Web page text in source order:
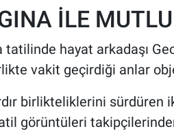
İLE
tatilinde hayat arkadaşı
vakit geçirdiği anlar
birlikteliklerini sürdüren
görüntüleri